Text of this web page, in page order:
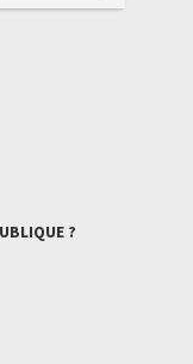
?